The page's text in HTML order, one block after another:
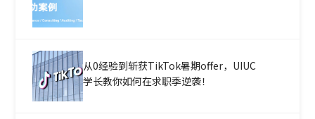
从0经验到斩获TikTok暑期offer，UIUC
学长教你如何在求职季逆袭！